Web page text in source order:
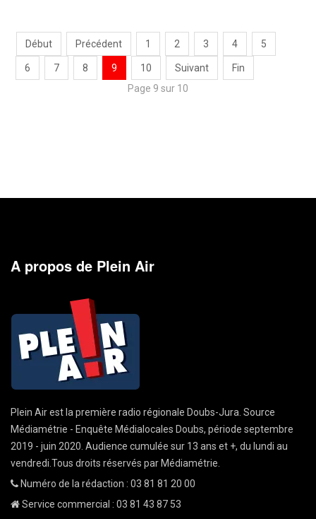
Début Précédent 1 2 3 4 5
6 7 8 9 10 Suivant
Fin
Page 9 sur 10
A propos de Plein Air
Plein Air est la première radio régionale Doubs-Jura. Source
Médiamétrie - Enquête Médialocales Doubs, période septembre
2019 - juin 2020. Audience cumulée sur 13 ans et +, du lundi au
vendredi.Tous droits réservés par Médiamétrie.
Numéro de la rédaction : 03 81 81 20 00
Service commercial : 03 81 43 87 53